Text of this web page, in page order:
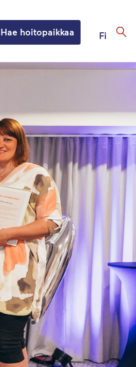
Hae hoitopaikkaa Fi